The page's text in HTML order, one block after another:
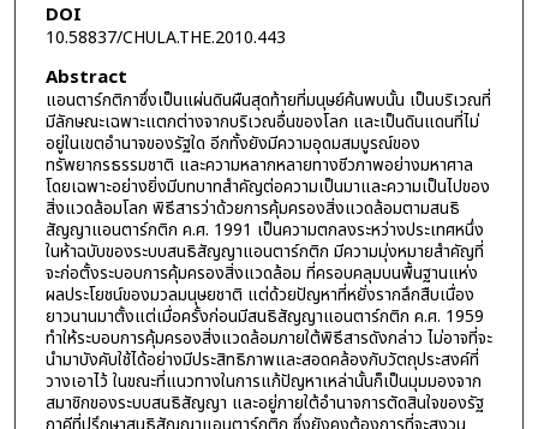
DOI
10.58837/CHULA.THE.2010.443
Abstract
แอนตาร์กติกาซึ่งเป็นแผ่นดินผืนสุดท้ายที่มนุษย์ค้นพบนั้น เป็นบริเวณที่
มีลักษณะเฉพาะแตกต่างจากบริเวณอื่นของโลก และเป็นดินแดนที่ไม่
อยู่ในเขตอำนาจของรัฐใด อีกทั้งยังมีความอุดมสมบูรณ์ของ
ทรัพยากรธรรมชาติ และความหลากหลายทางชีวภาพอย่างมหาศาล
โดยเฉพาะอย่างยิ่งมีบทบาทสำคัญต่อความเป็นมาและความเป็นไปของ
สิ่งแวดล้อมโลก พิธีสารว่าด้วยการคุ้มครองสิ่งแวดล้อมตามสนธิ
สัญญาแอนตาร์กติก ค.ศ. 1991 เป็นความตกลงระหว่างประเทศหนึ่ง
ในห้าฉบับของระบบสนธิสัญญาแอนตาร์กติก มีความมุ่งหมายสำคัญที่
จะก่อตั้งระบอบการคุ้มครองสิ่งแวดล้อม ที่ครอบคลุมบนพื้นฐานแห่ง
ผลประโยชน์ของมวลมนุษยชาติ แต่ด้วยปัญหาที่หยั่งรากลึกสืบเนื่อง
ยาวนานมาตั้งแต่เมื่อครั้งก่อนมีสนธิสัญญาแอนตาร์กติก ค.ศ. 1959
ทำให้ระบอบการคุ้มครองสิ่งแวดล้อมภายใต้พิธีสารดังกล่าว ไม่อาจที่จะ
นำมาบังคับใช้ได้อย่างมีประสิทธิภาพและสอดคล้องกับวัตถุประสงค์ที่
วางเอาไว้ ในขณะที่แนวทางในการแก้ปัญหาเหล่านั้นก็เป็นมุมมองจาก
สมาชิกของระบบสนธิสัญญา และอยู่ภายใต้อำนาจการตัดสินใจของรัฐ